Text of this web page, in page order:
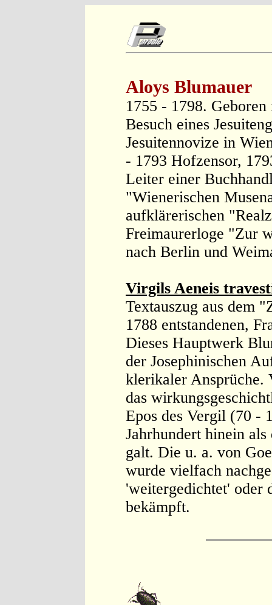
Aloys Blumauer
1755 - 1798.
Besuch eines
Jesuitennovize in
- 1793 Hofzensor,
Leiter einer
"Wienerischen
aufklärerischen
Freimaurerloge "Zur
nach Berlin und
Virgils Aeneis
Textauszug aus dem
1788 entstandenen,
Dieses Hauptwerk
der Josephinischen
klerikaler Ansprüche.
das
Epos des Vergil (70 -
Jahrhundert hinein
galt. Die u. a. von
wurde vielfach
'weitergedichtet' oder
bekämpft.